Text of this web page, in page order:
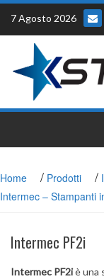
Skip
content
7 Agosto 2026
Home / Prodotti /
Intermec – Stampanti
Intermec PF2i
Intermec PF2iè una